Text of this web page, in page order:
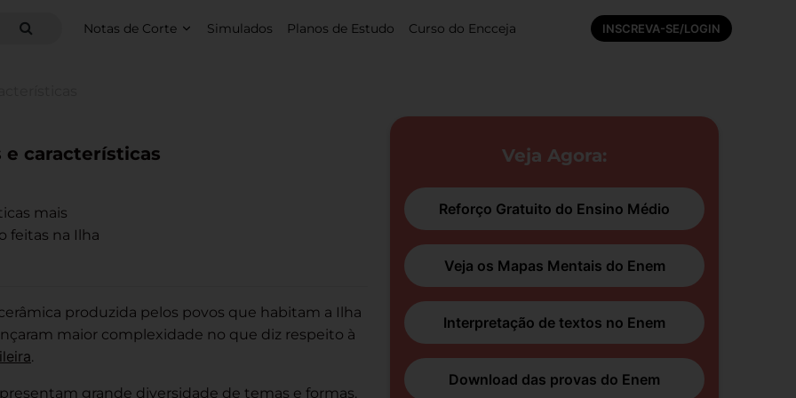
Notas de Corte Simulados Planos de Estudo Curso do Encceja INSCREVA-SE/LOGIN
e características
mais
feitas na Ilha
produzida pelos povos que habitam a Ilha
maior complexidade no que diz respeito à
.
grande diversidade de temas e formas.
Veja Agora:
Reforço Gratuito do Ensino Médio
Veja os Mapas Mentais do Enem
Interpretação de textos no Enem
Download das provas do Enem